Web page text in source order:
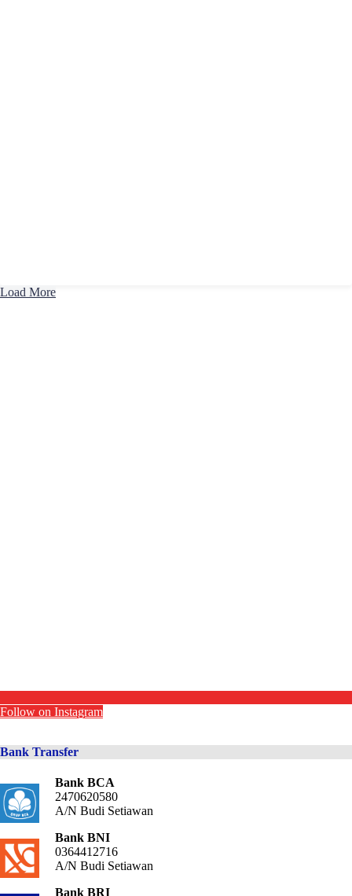
Load More
Follow on Instagram
Bank Transfer
Bank BCA
2470620580
A/N Budi Setiawan
Bank BNI
0364412716
A/N Budi Setiawan
Bank BRI